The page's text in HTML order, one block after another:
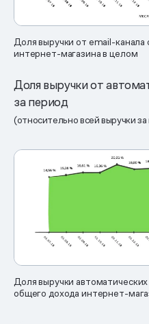
Доля выручки от email-
интернет-магазина в целом
Доля выручки от
за период
(относительно всей выручки
Доля выручки
общего дохода интернет-